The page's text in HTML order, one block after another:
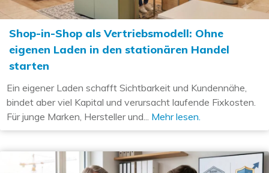
Shop-in-Shop als Vertriebsmodell: Ohne
eigenen Laden in den stationären Handel
starten
Ein eigener Laden schafft Sichtbarkeit und Kundennähe,
bindet aber viel Kapital und verursacht laufende Fixkosten.
Für junge Marken, Hersteller und... Mehr lesen.